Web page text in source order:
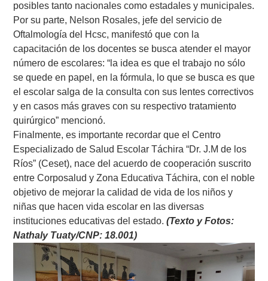
posibles tanto nacionales como estadales y municipales.
Por su parte, Nelson Rosales, jefe del servicio de
Oftalmología del Hcsc, manifestó que con la
capacitación de los docentes se busca atender el mayor
número de escolares: “la idea es que el trabajo no sólo
se quede en papel, en la fórmula, lo que se busca es que
el escolar salga de la consulta con sus lentes correctivos
y en casos más graves con su respectivo tratamiento
quirúrgico” mencionó.
Finalmente, es importante recordar que el Centro
Especializado de Salud Escolar Táchira “Dr. J.M de los
Ríos” (Ceset), nace del acuerdo de cooperación suscrito
entre Corposalud y Zona Educativa Táchira, con el noble
objetivo de mejorar la calidad de vida de los niños y
niñas que hacen vida escolar en las diversas
instituciones educativas del estado. (Texto y Fotos:
Nathaly Tuaty/CNP: 18.001)